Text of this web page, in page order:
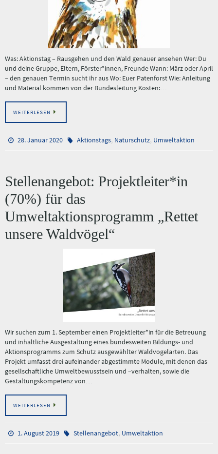
Was: Aktionstag – Rausgehen und den Wald genauer ansehen Wer: Du
und deine Gruppe, Eltern, Förster*innen, Freunde Wann: März oder April
– den genauen Termin sucht ihr aus Wo: Euer Patenforst Wie: Anleitung
und Material kommen von der Bundesleitung Kosten:…
WEITERLESEN
28. Januar 2020 Aktionstags, Naturschutz, Umweltaktion
Stellenangebot: Projektleiter*in
(70%) für das
Umweltaktionsprogramm „Rettet
unsere Waldvögel“
Wir suchen zum 1. September einen Projektleiter*in für die Betreuung
und inhaltliche Ausgestaltung eines bundesweiten Bildungs- und
Aktionsprogramms zum Schutz ausgewählter Waldvogelarten. Das
Projekt umfasst drei aufeinander abgestimmte Module, mit denen das
gesellschaftliche Umweltbewusstsein und –verhalten, sowie die
Gestaltungskompetenz von…
WEITERLESEN
1. August 2019 Stellenangebot, Umweltaktion